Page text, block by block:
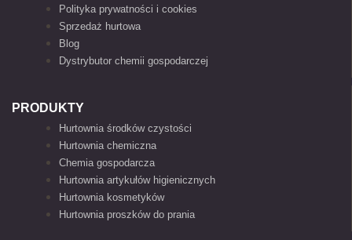
Polityka prywatności i cookies
Sprzedaż hurtowa
Blog
Dystrybutor chemii gospodarczej
PRODUKTY
Hurtownia środków czystości
Hurtownia chemiczna
Chemia gospodarcza
Hurtownia artykułów higienicznych
Hurtownia kosmetyków
Hurtownia proszków do prania